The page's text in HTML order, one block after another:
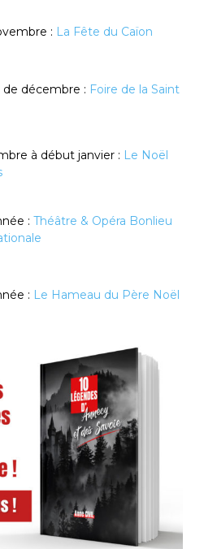
: La Fête du Caïon
de décembre : Foire de la Saint
à début janvier : Le Noël
: Théâtre & Opéra Bonlieu
: Le Hameau du Père Noël